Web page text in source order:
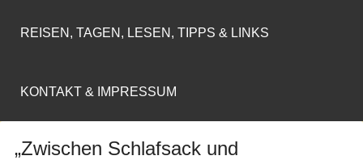
REISEN, TAGEN, LESEN, TIPPS & LINKS
KONTAKT & IMPRESSUM
„Zwischen Schlafsack und